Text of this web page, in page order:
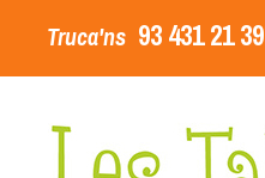
Truca'ns 93 431 21 39